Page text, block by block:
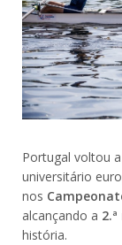
Portugal voltou
universitário
nos
alcançando a
história.